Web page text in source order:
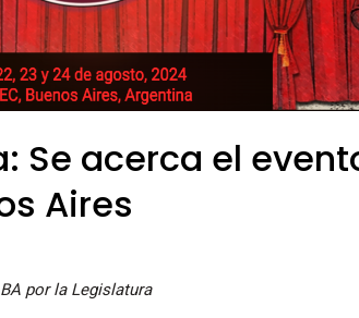
Se acerca el
Aires
por la Legislatura